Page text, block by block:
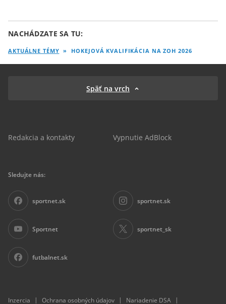
NACHÁDZATE SA TU:
AKTUÁLNE TÉMY » HOKEJOVÁ KVALIFIKÁCIA NA ZOH 2026
Späť na vrch
Redakcia a kontakty Vypnutie AdBlock
Sledujte nás:
sportnet.sk sportnet.sk
Sportnet sportnet_sk
futbalnet.sk
Inzercia | Ochrana osobných údajov | Nariadenie DSA |